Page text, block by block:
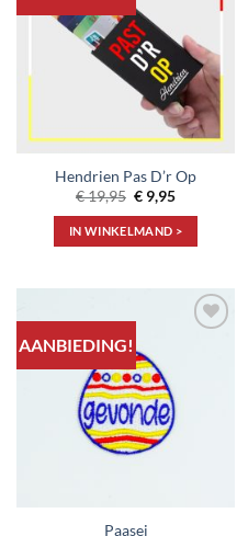
Hendrien Pas D’r Op
€19,95 Oorspronkelijke
prijs
was:
€ 19,95.
€ 9,95Huidige
€ 9,95.
IN WINKELMAND >
AANBIEDING!
verlanglijst
Paasei